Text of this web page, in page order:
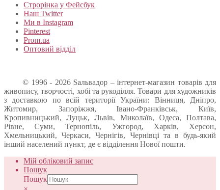
Строрінка у Фейсбук
Наш Twitter
Ми в Instagram
Pinterest
Prom.ua
Оптовий відділ
© 1996 - 2026 Sальвадор – інтернет-магазин товарів для
живопису, творчості, хобі та рукоділля. Товари для художників
з доставкою по всій території України: Вінниця, Дніпро,
Житомир, Запоріжжя, Івано-Франківськ, Київ,
Кропивницький, Луцьк, Львів, Миколаїв, Одеса, Полтава,
Рівне, Суми, Тернопіль, Ужгород, Харків, Херсон,
Хмельницький, Черкаси, Чернігів, Чернівці та в будь-який
інший населений пункт, де є відділення Нової пошти.
Мій обліковий запис
Пошук
Пошук